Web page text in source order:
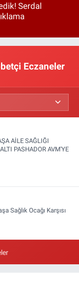
Serdal
Eczaneler
AİLE SAĞLIĞI
PASHADOR AVM'YE
Sağlık Ocağı Karşısı